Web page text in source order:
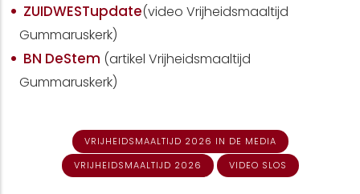
ZUIDWESTupdate(video Vrijheidsmaaltijd
Gummaruskerk)
BN DeStem (artikel Vrijheidsmaaltijd
Gummaruskerk)
VRIJHEIDSMAALTIJD 2026 IN DE MEDIA
VRIJHEIDSMAALTIJD 2026
VIDEO SLOS